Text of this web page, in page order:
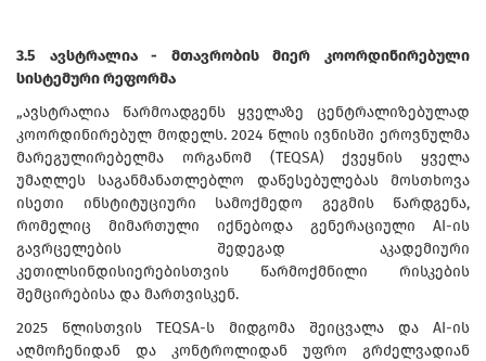
3.5 ავსტრალია - მთავრობის მიერ კოორდინირებული
სისტემური რეფორმა
„ავსტრალია წარმოადგენს ყველაზე ცენტრალიზებულად
კოორდინირებულ მოდელს. 2024 წლის ივნისში ეროვნულმა
მარეგულირებელმა ორგანომ (TEQSA) ქვეყნის ყველა
უმაღლეს საგანმანათლებლო დაწესებულებას მოსთხოვა
ისეთი ინსტიტუციური სამოქმედო გეგმის წარდგენა,
რომელიც მიმართული იქნებოდა გენერაციული AI-ის
გავრცელების შედეგად აკადემიური
კეთილსინდისიერებისთვის წარმოქმნილი რისკების
შემცირებისა და მართვისკენ.
2025 წლისთვის TEQSA-ს მიდგომა შეიცვალა და AI-ის
აღმოჩენიდან და კონტროლიდან უფრო გრძელვადიან